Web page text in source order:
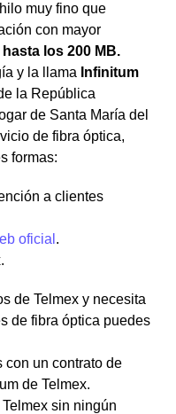
muy fino que
con mayor
los 200 MB.
y la llama Infinitum
la República
de Santa María del
de fibra óptica,
formas:
a clientes
oficial .
de Telmex y necesita
de fibra óptica puedes
con un contrato de
de Telmex.
sin ningún